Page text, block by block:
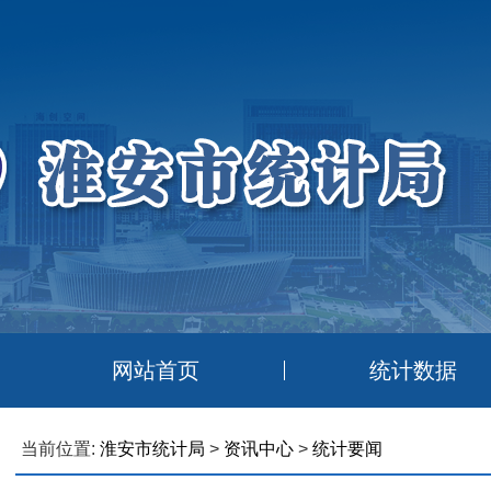
网站首页 统计数据
当前位置: 淮安市统计局 > 资讯中心 > 统计要闻